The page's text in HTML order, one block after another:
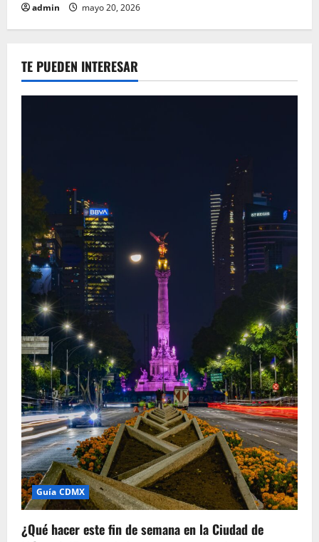
admin mayo 20, 2026
TE PUEDEN INTERESAR
Guía CDMX
¿Qué hacer este fin de semana en la Ciudad de